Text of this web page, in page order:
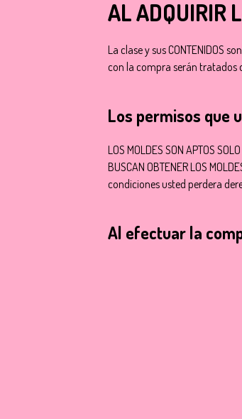
AL ADQUIRIR
La clase y sus CONTENIDOS
con la compra serán tratados
Los permisos que
LOS MOLDES SON APTOS
BUSCAN OBTENER LOS
condiciones usted perdera
Al efectuar la